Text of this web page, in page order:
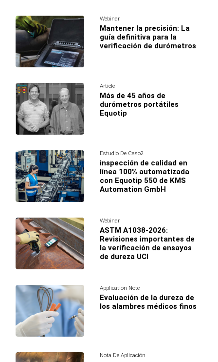
Webinar
Mantener la precisión: La
guía definitiva para la
verificación de durómetros
Article
Más de 45 años de
durómetros portátiles
Equotip
Estudio De Caso2
inspección de calidad en
línea 100% automatizada
con Equotip 550 de KMS
Automation GmbH
Webinar
ASTM A1038-2026:
Revisiones importantes de
la verificación de ensayos
de dureza UCI
Application Note
Evaluación de la dureza de
los alambres médicos finos
Nota De Aplicación